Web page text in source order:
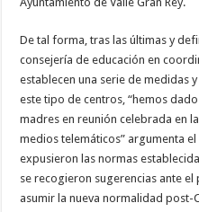
De tal forma, tras las últimas y
consejería de educación en
establecen una serie de medidas
este tipo de centros, “hemos
madres en reunión celebrada en
medios telemáticos” argumenta el
expusieron las normas
se recogieron sugerencias ante
asumir la nueva normalidad post-
opcionales.
necesarias
para que
funcione la
web.
Estadísticas
Para que
podamos
mejorar la
funcionalidad
y estructura